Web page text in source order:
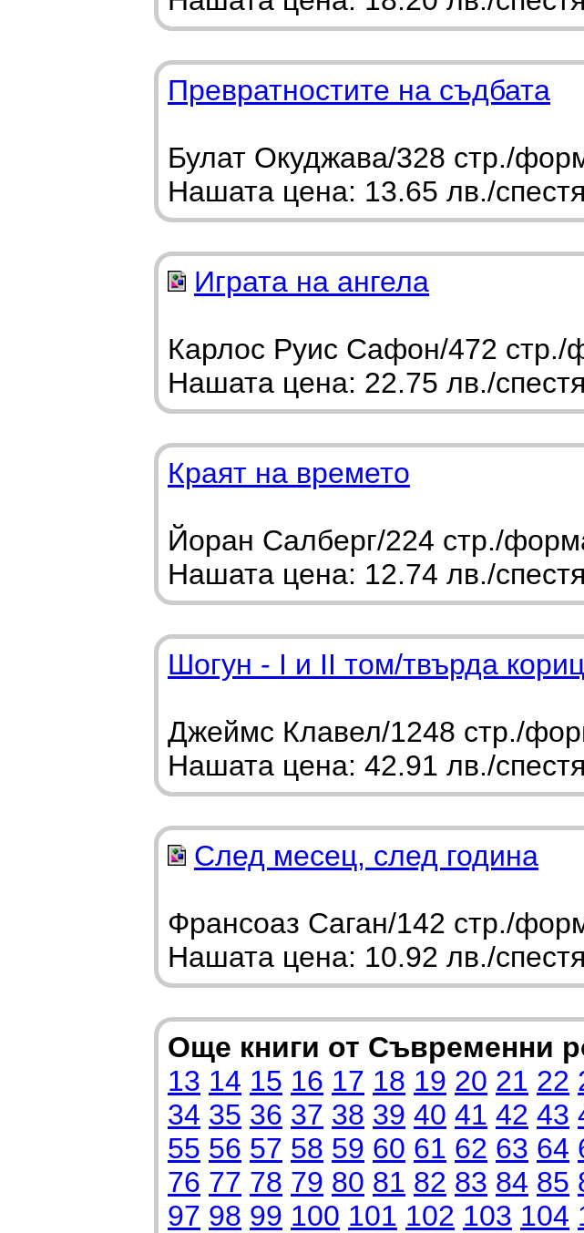
Превратностите на съдбата
Булат Окуджава/328 стр./
Нашата цена: 13.65 лв./
Играта на ангела
Карлос Руис Сафон/472 стр./
Нашата цена: 22.75 лв./
Краят на времето
Йоран Салберг/224 стр./
Нашата цена: 12.74 лв./
Шогун - I и II том/твърда
Джеймс Клавел/1248 стр./
Нашата цена: 42.91 лв./
След месец, след година
Франсоаз Саган/142 стр./
Нашата цена: 10.92 лв./
Още книги от Съвременни
13 14 15 16 17 18 19 20 21 22
34 35 36 37 38 39 40 41 42 43
55 56 57 58 59 60 61 62 63 64
76 77 78 79 80 81 82 83 84 85
97 98 99 100 101 102 103 104